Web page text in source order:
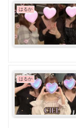
はるか
はるか